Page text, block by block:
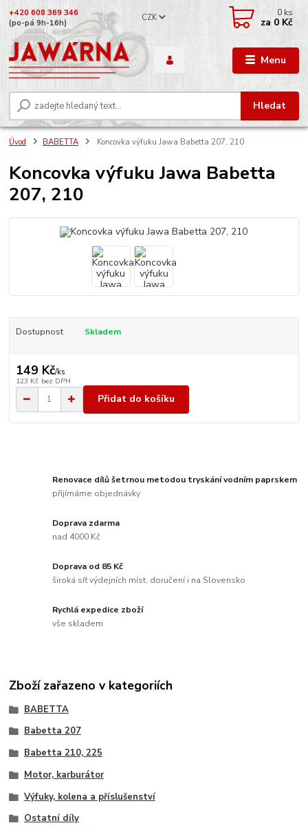
Menu
CZK
Hledat
+420 608 369 346
(po-pá 9h-16h)
0 ks
za 0 Kč
Úvod BABETTA Koncovka výfuku Jawa Babetta 207, 210
Koncovka výfuku Jawa Babetta
207, 210
Dostupnost Skladem
149 Kč/ks
123 Kč bez DPH
Přidat do košíku
Renovace dílů šetrnou metodou tryskání vodním paprskem
přijímáme objednávky
Doprava zdarma
nad 4000 Kč
Doprava od 85 Kč
široká síť výdejních míst, doručení i na Slovensko
Rychlá expedice zboží
vše skladem
Zboží zařazeno v kategoriích
BABETTA
Babetta 207
Babetta 210, 225
Motor, karburátor
Výfuky, kolena a příslušenství
Ostatní díly